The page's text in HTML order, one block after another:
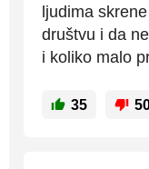
ljudima
društvu i da
i koliko malo
35